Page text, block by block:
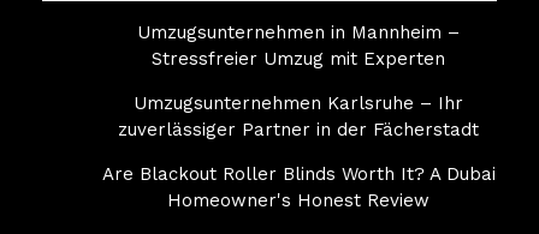
Umzugsunternehmen in Mannheim –
Stressfreier Umzug mit Experten
Umzugsunternehmen Karlsruhe – Ihr
zuverlässiger Partner in der Fächerstadt
Are Blackout Roller Blinds Worth It? A Dubai
Homeowner's Honest Review